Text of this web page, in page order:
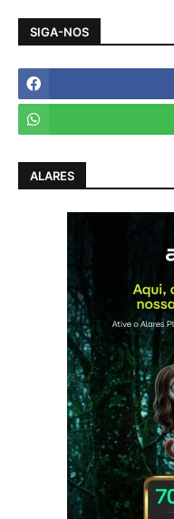
SIGA-NOS
ALARES